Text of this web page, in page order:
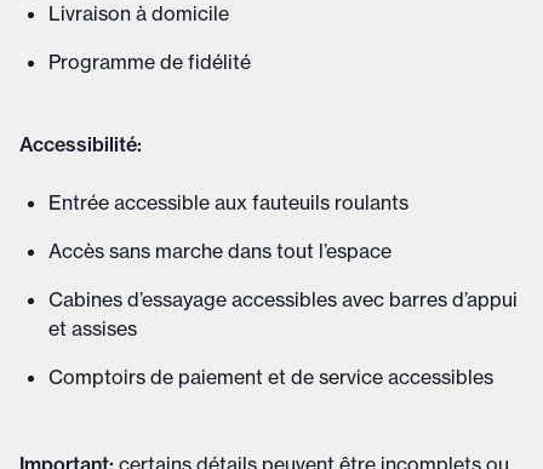
Livraison à domicile
Programme de fidélité
Accessibilité:
Entrée accessible aux fauteuils roulants
Accès sans marche dans tout l’espace
Cabines d’essayage accessibles avec barres d’appui
et assises
Comptoirs de paiement et de service accessibles
Important: certains détails peuvent être incomplets ou